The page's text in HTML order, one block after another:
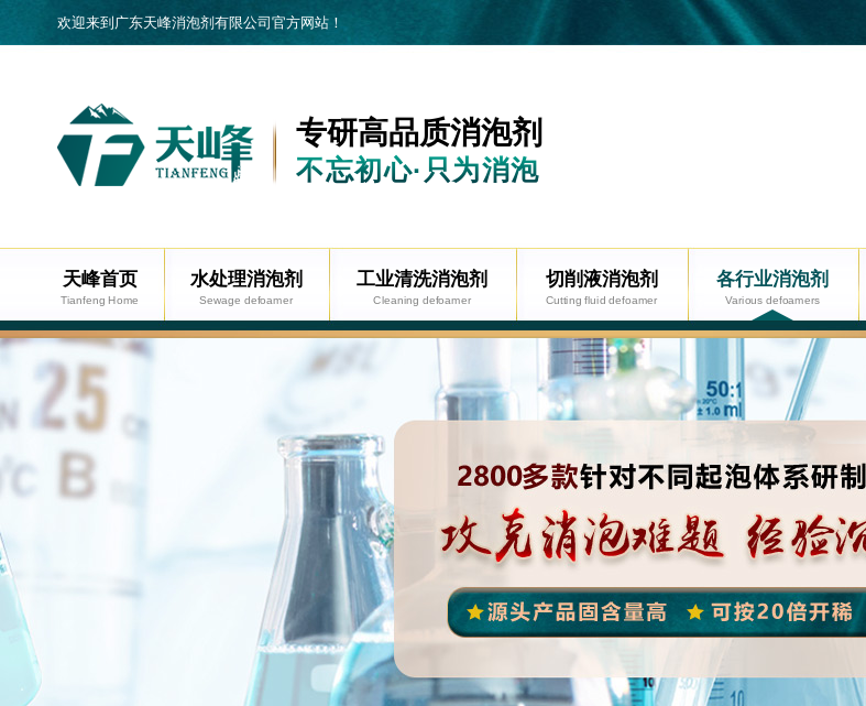
欢迎来到广东天峰消泡剂有限公司官方网站！
专研高品质消泡剂
不忘初心·只为消泡
天峰首页
Tianfeng Home
水处理消泡剂
Sewage defoamer
工业清洗消泡剂
Cleaning defoamer
切削液消泡剂
Cutting fluid defoamer
各行业消泡剂
Various defoamers